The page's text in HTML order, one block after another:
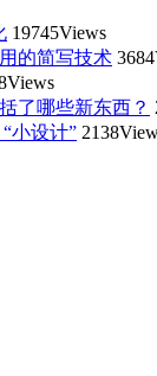
19745Views
用的简写技术
了哪些新东西？
小设计”